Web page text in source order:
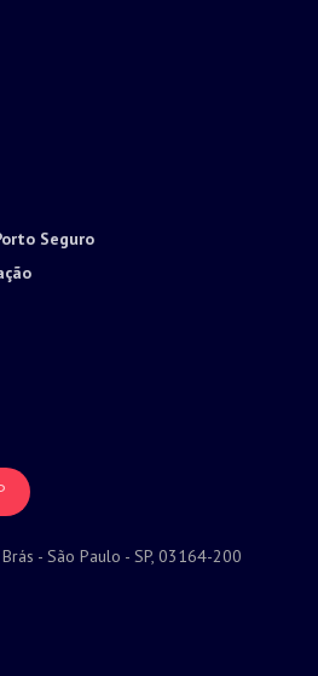
Seguro
- São Paulo - SP, 03164-200